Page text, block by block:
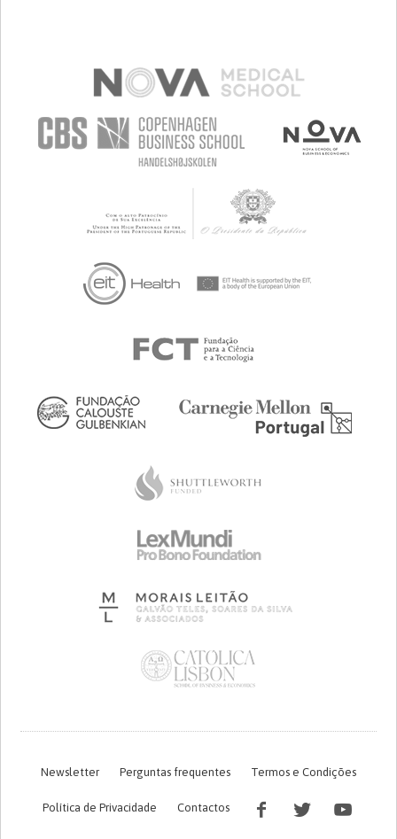
Newsletter Perguntas frequentes Termos e Condições
Política de Privacidade Contactos